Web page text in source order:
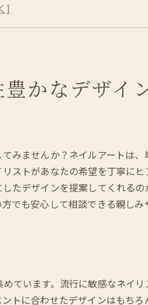
を開ける
なネイルサロン
ルデザイン
のビューティー体験
方へのアドバイス
足感
のトレンドデザインをチェック
夏秋冬の魅力
ート
を楽しむ
かなデザイ
みませんか？ネイルアートは
ストがあなたの希望を丁寧に
たデザインを提案してくれる
でも安心して相談できる親し
ています。流行に敏感なネイ
トに合わせたデザインはもち